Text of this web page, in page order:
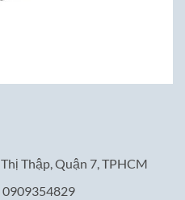
Thập, Quận 7, TPHCM